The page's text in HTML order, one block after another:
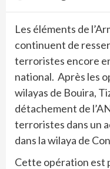
Les éléments de
continuent de
terroristes encore
national. Après les
wilayas de Bouira,
détachement de
terroristes dans un
dans la wilaya de
Cette opération est